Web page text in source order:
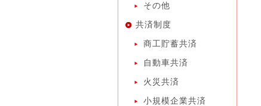
その他
共済制度
商工貯蓄共済
自動車共済
火災共済
小規模企業共済